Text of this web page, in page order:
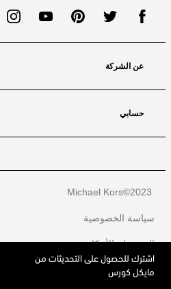
اشترك للحصول على التحديثات من
مايكل كورس
عن الشركة
حسابي
Michael Kors
سياسة الخصوصية
الشروط والأحكام
ملفات تعريف الارتباط / خيارات الإعلانات